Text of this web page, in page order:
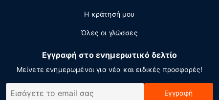
Η κράτησή μου
Όλες οι γλώσσες
Εγγραφή στο ενημερωτικό δελτίο
Μείνετε ενημερωμένοι για νέα και ειδικές προσφορές!
Εγγραφή